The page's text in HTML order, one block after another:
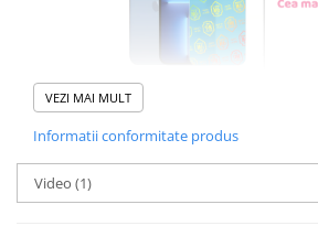
Foliile noastre sunt
VEZI MAI MULT
Informatii conformitate produs
Video (1)